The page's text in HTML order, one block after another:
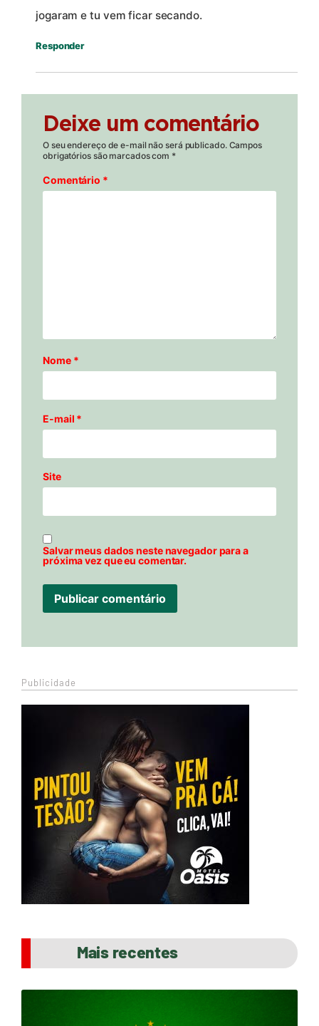
jogaram e tu vem ficar secando.
Responder
Deixe um comentário
O seu endereço de e-mail não será publicado. Campos
obrigatórios são marcados com *
Comentário *
Nome *
E-mail *
Site
Salvar meus dados neste navegador para a
próxima vez que eu comentar.
Publicidade
Mais recentes